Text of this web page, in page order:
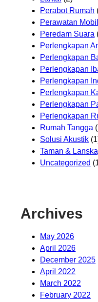
Perabot Rumah
Perawatan Mobil
Peredam Suara
Perlengkapan
Perlengkapan
Perlengkapan
Perlengkapan
Perlengkapan
Perlengkapan
Perlengkapan
Rumah Tangga
Solusi Akustik
Taman &
Uncategorized
Archives
May 2026
April 2026
December 2025
April 2022
March 2022
February 2022